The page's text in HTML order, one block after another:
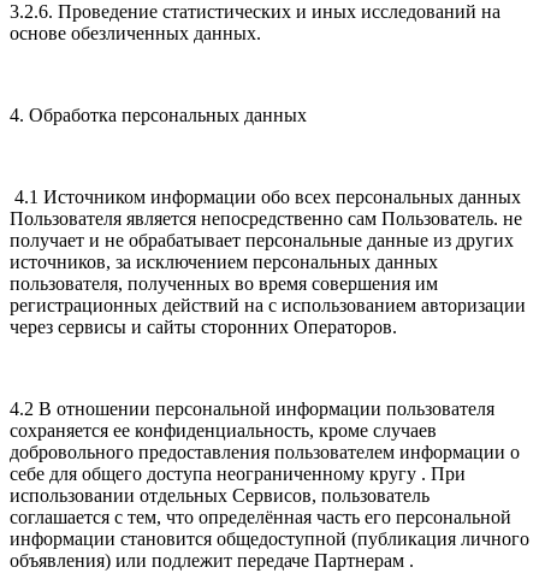
3.2.6. Проведение статистических и иных исследований на
основе обезличенных данных.
4. Обработка персональных данных
4.1 Источником информации обо всех персональных данных
Пользователя является непосредственно сам Пользователь. не
получает и не обрабатывает персональные данные из других
источников, за исключением персональных данных
пользователя, полученных во время совершения им
регистрационных действий на с использованием авторизации
через сервисы и сайты сторонних Операторов.
4.2 В отношении персональной информации пользователя
сохраняется ее конфиденциальность, кроме случаев
добровольного предоставления пользователем информации о
себе для общего доступа неограниченному кругу . При
использовании отдельных Сервисов, пользователь
соглашается с тем, что определённая часть его персональной
информации становится общедоступной (публикация личного
объявления) или подлежит передаче Партнерам .